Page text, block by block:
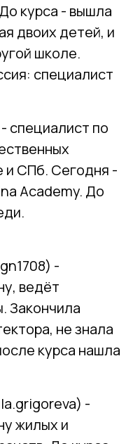
курса - вышла
двоих детей, и
школе.
специалист
специалист по
и СПб. Сегодня -
Academy. До
-
ведёт
Закончила
не знала
курса нашла
-
жилых и